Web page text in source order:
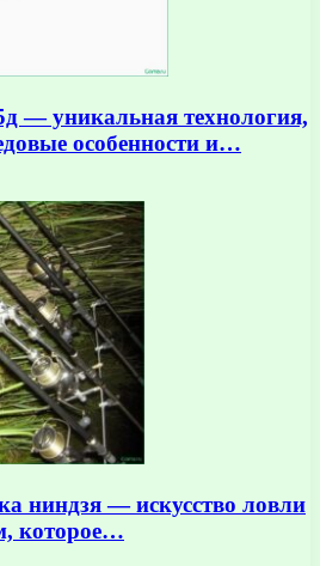
— уникальная технология,
особенности и…
ниндзя — искусство ловли
которое…